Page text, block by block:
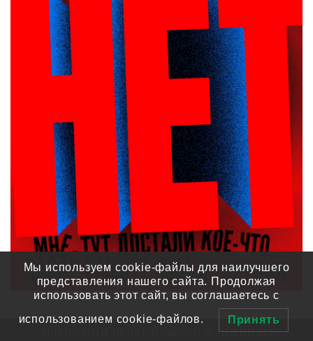
КРИЗИСНЫЙ ЦЕНТР ПОМОЩИ ЖЕНЩИНАМ
Мы используем cookie-файлы для наилучшего
представления нашего сайта. Продолжая
использовать этот сайт, вы соглашаетесь с
использованием cookie-файлов. Принять